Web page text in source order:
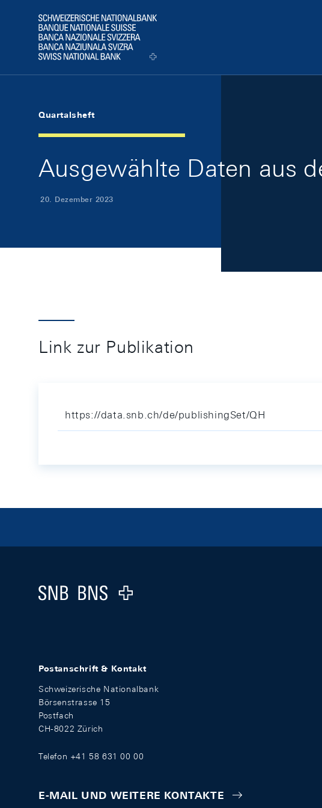
Logo
Quartalsheft
Ausgewählte Daten aus
20. Dezember 2023
Link zur Publikation
https://data.snb.ch/de/publishingSet/QH
Logo
Postanschrift & Kontakt
Schweizerische Nationalbank
Börsenstrasse 15
Postfach
CH-8022 Zürich
Telefon +41 58 631 00 00
E-MAIL UND WEITERE KONTAKTE